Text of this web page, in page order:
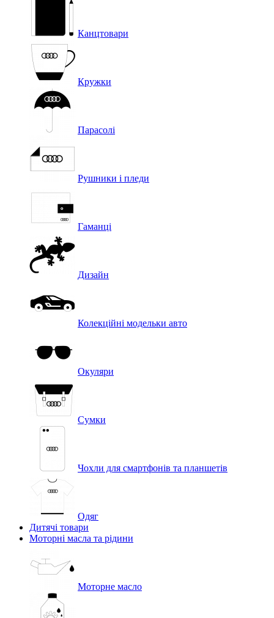
Канцтовари
Кружки
Парасолі
Рушники і пледи
Гаманці
Дизайн
Колекційні модельки авто
Окуляри
Сумки
Чохли для смартфонів та планшетів
Одяг
Дитячі товари
Моторні масла та рідини
Моторне масло